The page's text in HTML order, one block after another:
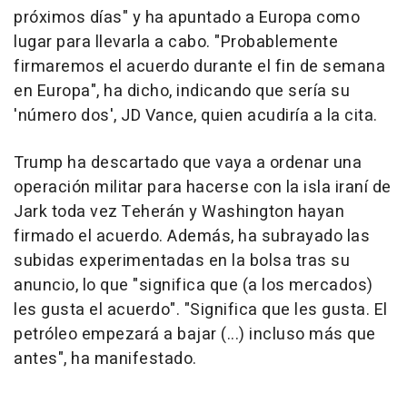
próximos días" y ha apuntado a Europa como
lugar para llevarla a cabo. "Probablemente
firmaremos el acuerdo durante el fin de semana
en Europa", ha dicho, indicando que sería su
'número dos', JD Vance, quien acudiría a la cita.
Trump ha descartado que vaya a ordenar una
operación militar para hacerse con la isla iraní de
Jark toda vez Teherán y Washington hayan
firmado el acuerdo. Además, ha subrayado las
subidas experimentadas en la bolsa tras su
anuncio, lo que "significa que (a los mercados)
les gusta el acuerdo". "Significa que les gusta. El
petróleo empezará a bajar (...) incluso más que
antes", ha manifestado.